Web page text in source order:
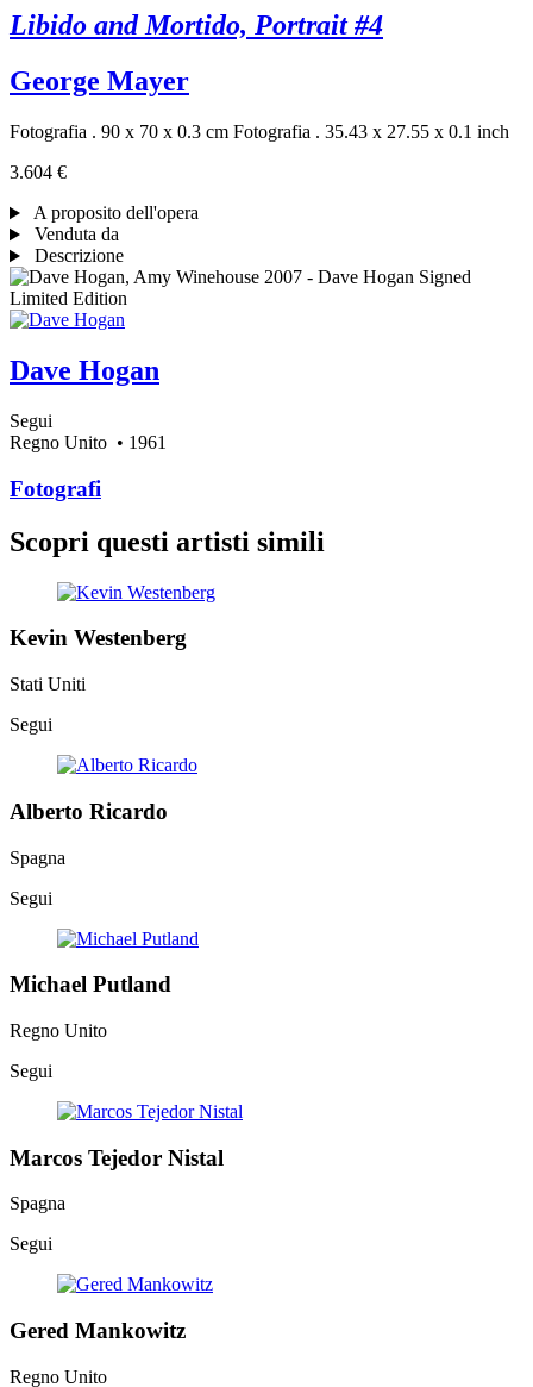
Libido and Mortido, Portrait #4
George Mayer
Fotografia . 90 x 70 x 0.3 cm Fotografia . 35.43 x 27.55 x 0.1 inch
3.604 €
A proposito dell'opera
Venduta da
Descrizione
Dave Hogan
Segui
Regno Unito • 1961
Fotografi
Scopri questi artisti simili
Kevin Westenberg
Stati Uniti
Segui
Alberto Ricardo
Spagna
Segui
Michael Putland
Regno Unito
Segui
Marcos Tejedor Nistal
Spagna
Segui
Gered Mankowitz
Regno Unito